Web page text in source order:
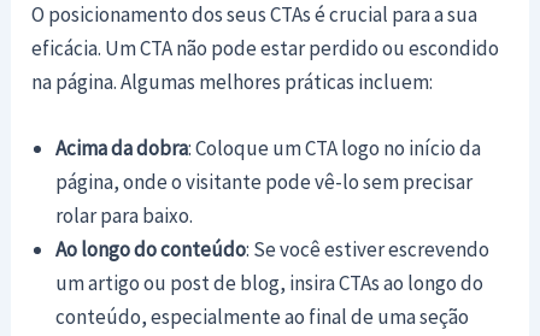
O posicionamento dos seus CTAs é crucial para a sua
eficácia. Um CTA não pode estar perdido ou escondido
na página. Algumas melhores práticas incluem:
Acima da dobra: Coloque um CTA logo no início da
página, onde o visitante pode vê-lo sem precisar
rolar para baixo.
Ao longo do conteúdo: Se você estiver escrevendo
um artigo ou post de blog, insira CTAs ao longo do
conteúdo, especialmente ao final de uma seção